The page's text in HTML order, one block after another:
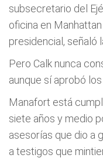
subsecretario del
oficina en
presidencial, señaló
Pero Calk nunca
aunque sí aprobó
Manafort está
siete años y medio
asesorías que dio a
a testigos que